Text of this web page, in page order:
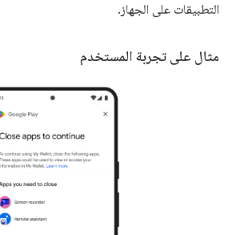
التطبيقات على الجهاز.
مثال على تجربة المستخدم